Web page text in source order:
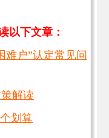
以下文章：
难户”认定常见问
解读
划算